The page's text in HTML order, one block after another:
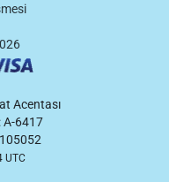
Acentası
A-6417
UTC